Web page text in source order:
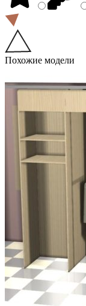
Похожие модели